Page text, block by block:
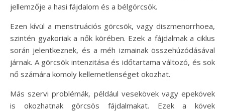
jellemzője a hasi fájdalom és a bélgörcsök.
Ezen kívül a menstruációs görcsök, vagy diszmenorrhoea,
szintén gyakoriak a nők körében. Ezek a fájdalmak a ciklus
során jelentkeznek, és a méh izmainak összehúzódásával
járnak. A görcsök intenzitása és időtartama változó, és sok
nő számára komoly kellemetlenséget okozhat.
Más szervi problémák, például vesekövek vagy epekövek
is okozhatnak görcsös fájdalmakat. Ezek a kövek